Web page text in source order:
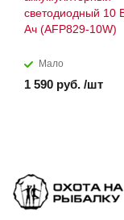
светодиодный 10 Вт/3.5
Ач (AFP829-10W)
Мало
1 590 руб. /шт